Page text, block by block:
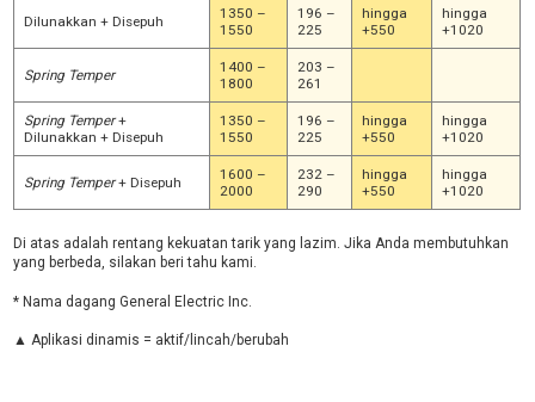
Dilunakkan + Disepuh
1350 –
1550
196 –
225
hingga
+550
hingga
+1020
Spring Temper
1400 –
1800
203 –
261
Spring Temper+
Dilunakkan + Disepuh
1350 –
1550
196 –
225
hingga
+550
hingga
+1020
Spring Temper+ Disepuh
1600 –
2000
232 –
290
hingga
+550
hingga
+1020
Di atas adalah rentang kekuatan tarik yang lazim. Jika Anda membutuhkan
yang berbeda, silakan beri tahu kami.
* Nama dagang General Electric Inc.
▲ Aplikasi dinamis = aktif/lincah/berubah